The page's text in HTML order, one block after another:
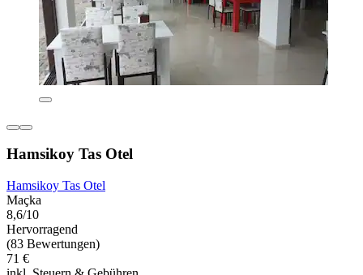
Hamsikoy Tas Otel
Hamsikoy Tas Otel
Maçka
8,6/10
Hervorragend
(83 Bewertungen)
71 €